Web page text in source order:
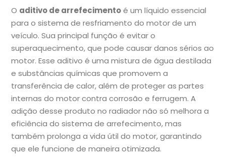
O aditivo de arrefecimentoé um líquido essencial
para o sistema de resfriamento do motor de um
veículo. Sua principal função é evitar o
superaquecimento, que pode causar danos sérios ao
motor. Esse aditivo é uma mistura de água destilada
e substâncias químicas que promovem a
transferência de calor, além de proteger as partes
internas do motor contra corrosão e ferrugem. A
adição desse produto no radiador não só melhora a
eficiência do sistema de arrefecimento, mas
também prolonga a vida útil do motor, garantindo
que ele funcione de maneira otimizada.